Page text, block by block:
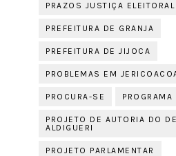
PRAZOS JUSTIÇA ELEITORAL
PREFEITURA DE GRANJA
PREFEITURA DE JIJOCA
PROBLEMAS EM
PROCURA-SE
PROJETO DE AUTORIA DO
ALDIGUERI
PROJETO PARLAMENTAR